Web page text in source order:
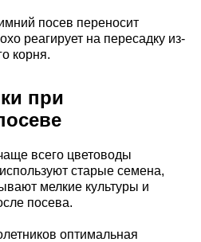
посев переносит
реагирует на пересадку из-
корня.
при
всего цветоводы
старые семена,
мелкие культуры и
посева.
оптимальная